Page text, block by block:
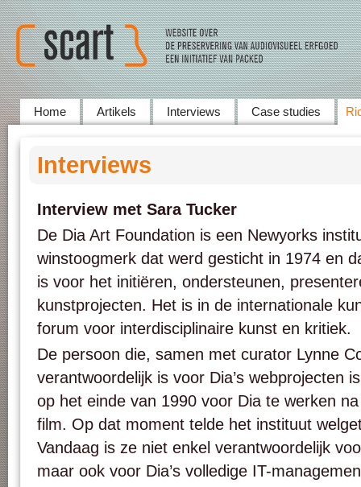
Home Artikels Interviews Case studies
Interviews
Interview met Sara Tucker
De Dia Art Foundation is een Newyorks
winstoogmerk dat werd gesticht in 1974 en
is voor het initiëren, ondersteunen,
kunstprojecten. Het is in de internationale
forum voor interdisciplinaire kunst en kritiek.
De persoon die, samen met curator Lynne
verantwoordelijk is voor Dia’s webprojecten
op het einde van 1990 voor Dia te werken
film. Op dat moment telde het instituut
Vandaag is ze niet enkel verantwoordelijk
maar ook voor Dia’s volledige IT-